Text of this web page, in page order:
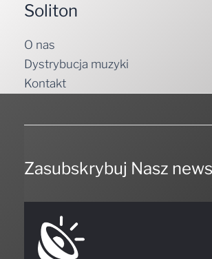
Soliton
O nas
Dystrybucja muzyki
Kontakt
Zasubskrybuj Nasz